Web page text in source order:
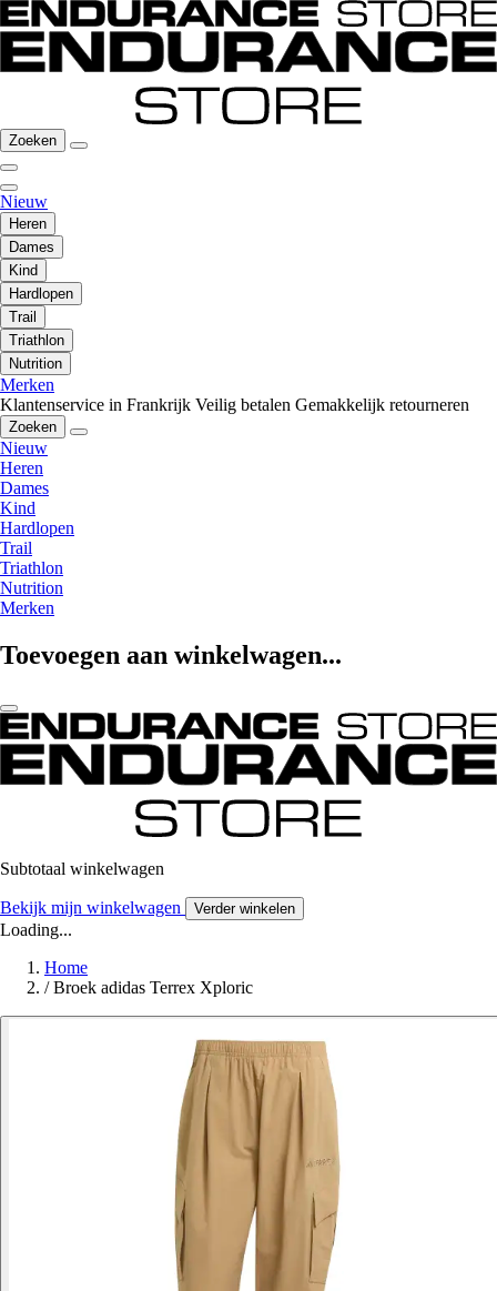
Zoeken
Nieuw
Heren
Dames
Kind
Hardlopen
Trail
Triathlon
Nutrition
Merken
Klantenservice in Frankrijk Veilig betalen Gemakkelijk retourneren
Zoeken
Nieuw
Heren
Dames
Kind
Hardlopen
Trail
Triathlon
Nutrition
Merken
Toevoegen aan winkelwagen...
Subtotaal winkelwagen
Bekijk mijn winkelwagen Verder winkelen
Loading...
Home
/ Broek adidas Terrex Xploric